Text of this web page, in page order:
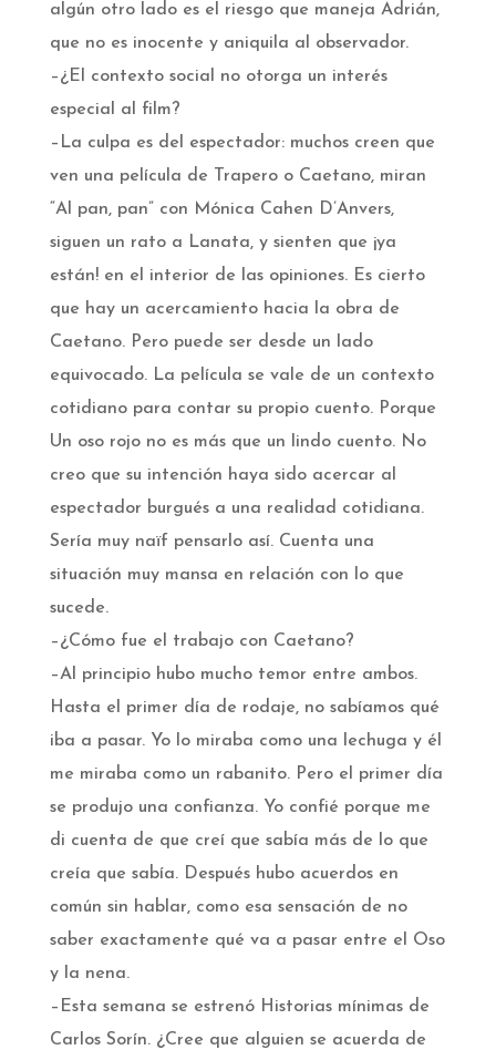
algún otro lado es el riesgo que maneja Adrián,
que no es inocente y aniquila al observador.
–¿El contexto social no otorga un interés
especial al film?
–La culpa es del espectador: muchos creen que
ven una película de Trapero o Caetano, miran
“Al pan, pan” con Mónica Cahen D’Anvers,
siguen un rato a Lanata, y sienten que ¡ya
están! en el interior de las opiniones. Es cierto
que hay un acercamiento hacia la obra de
Caetano. Pero puede ser desde un lado
equivocado. La película se vale de un contexto
cotidiano para contar su propio cuento. Porque
Un oso rojo no es más que un lindo cuento. No
creo que su intención haya sido acercar al
espectador burgués a una realidad cotidiana.
Sería muy naïf pensarlo así. Cuenta una
situación muy mansa en relación con lo que
sucede.
–¿Cómo fue el trabajo con Caetano?
–Al principio hubo mucho temor entre ambos.
Hasta el primer día de rodaje, no sabíamos qué
iba a pasar. Yo lo miraba como una lechuga y él
me miraba como un rabanito. Pero el primer día
se produjo una confianza. Yo confié porque me
di cuenta de que creí que sabía más de lo que
creía que sabía. Después hubo acuerdos en
común sin hablar, como esa sensación de no
saber exactamente qué va a pasar entre el Oso
y la nena.
–Esta semana se estrenó Historias mínimas de
Carlos Sorín. ¿Cree que alguien se acuerda de